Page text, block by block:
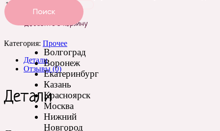
Поиск
Волгоград
Воронеж
Екатеринбург
Казань
Красноярск
Москва
Нижний
Новгород
Добавить в корзину
Категория: Прочее
Детали
Отзывы (0)
Детали